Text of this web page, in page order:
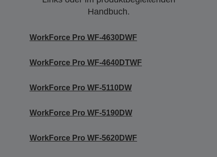
Handbuch.
WorkForce Pro WF-4630DWF
WorkForce Pro WF-4640DTWF
WorkForce Pro WF-5110DW
WorkForce Pro WF-5190DW
WorkForce Pro WF-5620DWF